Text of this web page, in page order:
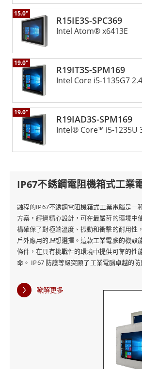
R15IE3S-SPC369
15.0"
Intel Atom® x6413E
R19IT3S-SPM169
19.0"
Intel Core i5-1135G7
R19IAD3S-SPM169
19.0"
Intel® Core™ i5-1235U
IP67不銹鋼電阻機箱式工業
融程的IP67不銹鋼電阻機箱式工業電腦是一
方案，經過精心設計，可在最嚴苛的環境中
構確保了對極端溫度、振動和衝擊的耐用性
戶外應用的理想選擇。這款工業電腦的機殼
條件，在具有挑戰性的環境中提供可靠的性
命。 IP67 防護等級突顯了工業電腦卓越的
露在潮濕和污染物中的環境。堅固的機箱設
部組件，還可以增強設備的整體彈性，確保
一致的性能。 IP67不銹鋼電阻機箱式工業電
螢幕，即使在戴手套或在潮濕條件下使用時
功能在工業環境中特別有用，因為使用者可
裝備時與設備互動。電阻式觸控技術可確保
輸入，從而提高可用性和生產力。 融程的
式工業電腦將先進的功能與耐用的設計相結
瞭解更多